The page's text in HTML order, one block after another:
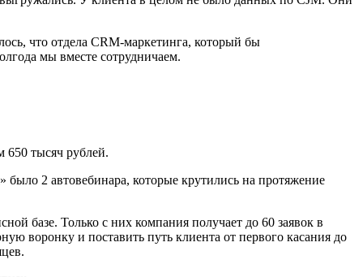
что отдела CRM-маркетинга, который бы
мы вместе сотрудничаем.
650 тысяч рублей.
2 автовебинара, которые крутились на протяжение
базе. Только с них компания получает до 60 заявок в
воронку и поставить путь клиента от первого касания до